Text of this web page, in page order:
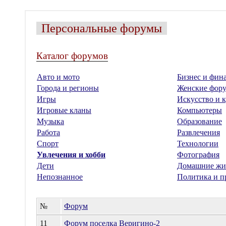
Персональные форумы
Каталог форумов
Авто и мото
Бизнес и
Города и регионы
Женские
Игры
Искусство и
Игровые кланы
Компьютеры
Музыка
Образование
Работа
Развлечения
Спорт
Технологии
Увлечения и хобби
Фотография
Дети
Домашние
Непознанное
Политика и
№
Форум
11
Форум поселка Веригино-2